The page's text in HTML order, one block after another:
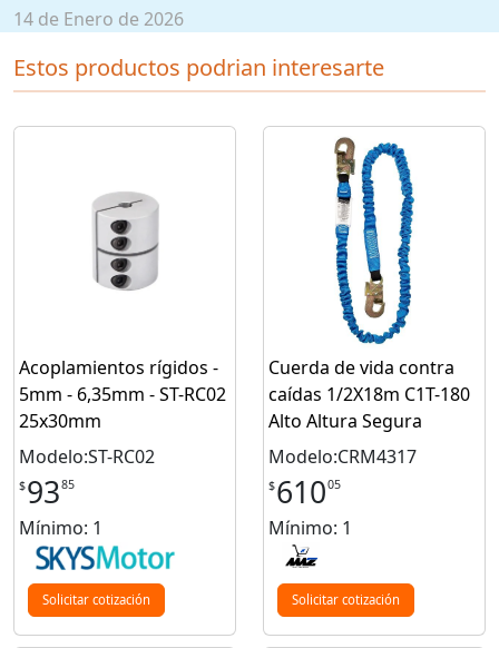
14 de Enero de 2026
Estos productos podrian interesarte
Acoplamientos rígidos -
5mm - 6,35mm - ST-RC02
25x30mm
Modelo:ST-RC02
$9385
Mínimo: 1
Solicitar cotización
Cuerda de vida contra
caídas 1/2X18m C1T-180
Alto Altura Segura
Modelo:CRM4317
$61005
Mínimo: 1
Solicitar cotización